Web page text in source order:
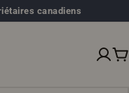
canadiens